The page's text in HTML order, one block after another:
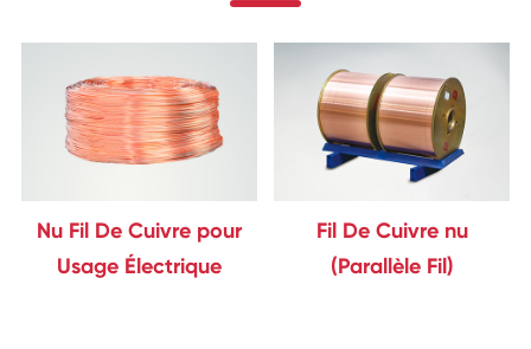
Nu Fil De Cuivre pour
Usage Électrique
Fil De Cuivre nu
(Parallèle Fil)